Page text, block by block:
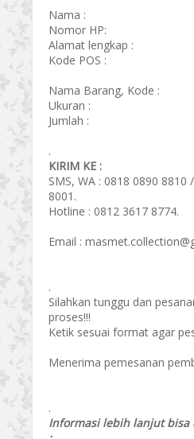
Nama :
Nomor HP:
Alamat lengkap :
Kode POS :
Nama Barang, Kode :
Ukuran :
Jumlah :
.
KIRIM KE :
SMS, WA : 0818 0890
8001.
Hotline : 0812 3617 8774.
Email :
.
Silahkan tunggu dan
proses!!!
Ketik sesuai format agar
Menerima pemesanan
.
Informasi lebih lanjut bisa